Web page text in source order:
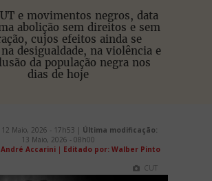
e movimentos negros, data
abolição sem direitos e sem
cujos efeitos ainda se
desigualdade, na violência e
da população negra nos
dias de hoje
12 Maio, 2026 - 17h53 | Última modificação:
13 Maio, 2026 - 08h00
Accarini | Editado por: Walber Pinto
CUT